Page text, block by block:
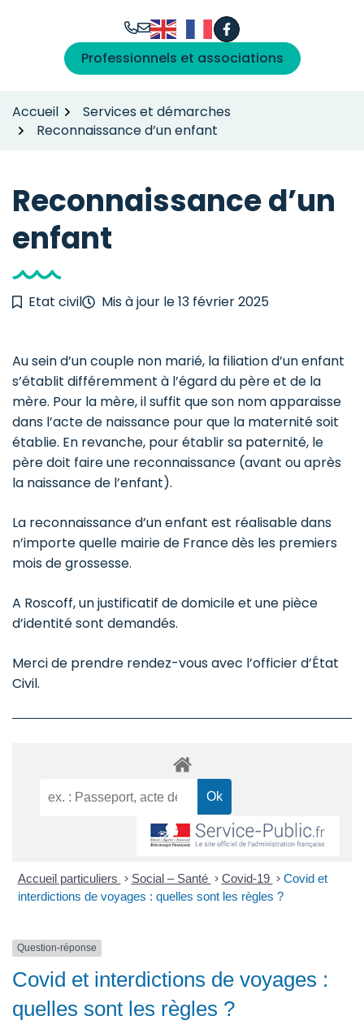
Facebook
(ouverture dans un
Professionnels et associations
Accueil
Services et démarches
Reconnaissance d’un enfant
Reconnaissance d’un
enfant
Etat civil Mis à jour le13 février 2025
Au sein d’un couple non marié, la filiation d’un enfant
s’établit différemment à l’égard du père et de la
mère. Pour la mère, il suffit que son nom apparaisse
dans l’acte de naissance pour que la maternité soit
établie. En revanche, pour établir sa paternité, le
père doit faire une reconnaissance (avant ou après
la naissance de l’enfant).
La reconnaissance d’un enfant est réalisable dans
n’importe quelle mairie de France dès les premiers
mois de grossesse.
A Roscoff, un justificatif de domicile et une pièce
d’identité sont demandés.
Merci de prendre rendez-vous avec l’officier d’État
Civil.
Accueil particuliers > Social – Santé > Covid-19 > Covid et
interdictions de voyages : quelles sont les règles ?
Question-réponse
Covid et interdictions de voyages :
quelles sont les règles ?